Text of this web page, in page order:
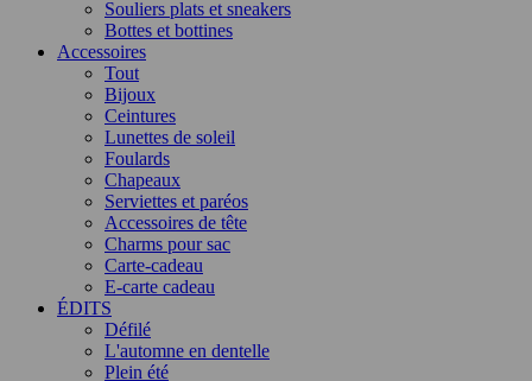
Souliers plats et sneakers
Bottes et bottines
Accessoires
Tout
Bijoux
Ceintures
Lunettes de soleil
Foulards
Chapeaux
Serviettes et paréos
Accessoires de tête
Charms pour sac
Carte-cadeau
E-carte cadeau
ÉDITS
Défilé
L'automne en dentelle
Plein été